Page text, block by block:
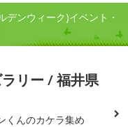
ンウィーク)イベント・
リー / 福井県
くんのカケラ集め